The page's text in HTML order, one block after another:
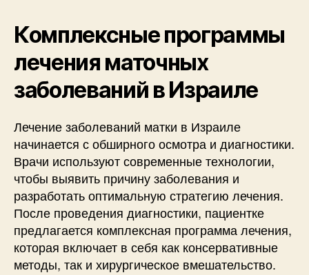
Комплексные программы
лечения маточных
заболеваний в Израиле
Лечение заболеваний матки в Израиле
начинается с обширного осмотра и диагностики.
Врачи используют современные технологии,
чтобы выявить причину заболевания и
разработать оптимальную стратегию лечения.
После проведения диагностики, пациентке
предлагается комплексная программа лечения,
которая включает в себя как консервативные
методы, так и хирургическое вмешательство.